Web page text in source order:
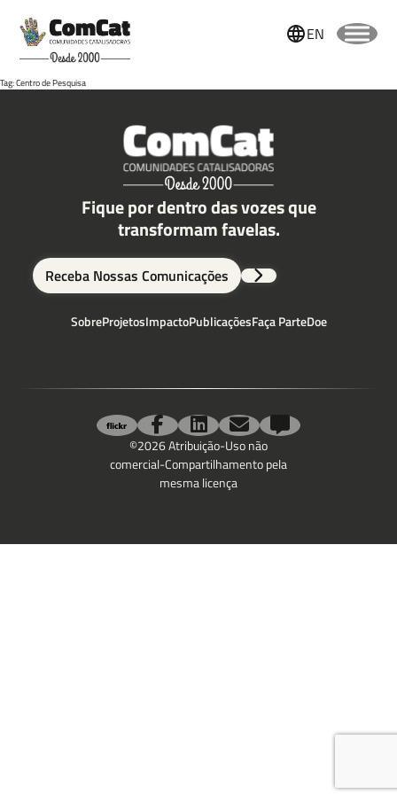
EN
Tag: Centro de Pesquisa
Fique por dentro das vozes que
transformam favelas.
Receba Nossas Comunicações
SobreProjetosImpactoPublicaçõesFaça ParteDoe
©2026 Atribuição-Uso não
comercial-Compartilhamento pela
mesma licença
Sobrenome